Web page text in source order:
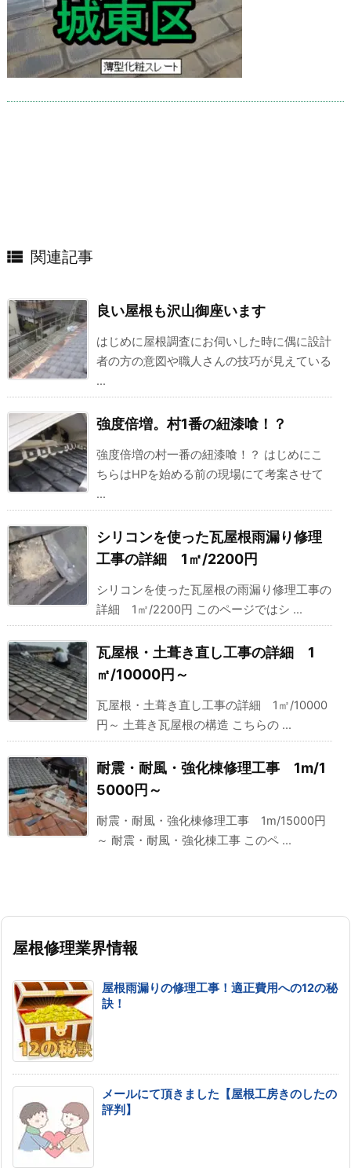
 関連記事
良い屋根も沢山御座います
はじめに屋根調査にお伺いした時に偶に設計
者の方の意図や職人さんの技巧が見えている
...
強度倍増。村1番の紐漆喰！？
強度倍増の村一番の紐漆喰！？ はじめにこ
ちらはHPを始める前の現場にて考案させて
...
シリコンを使った瓦屋根雨漏り修理
工事の詳細 1㎡/2200円
シリコンを使った瓦屋根の雨漏り修理工事の
詳細 1㎡/2200円 このページではシ ...
瓦屋根・土葺き直し工事の詳細 1
㎡/10000円～
瓦屋根・土葺き直し工事の詳細 1㎡/10000
円～ 土葺き瓦屋根の構造 こちらの ...
耐震・耐風・強化棟修理工事 1m/1
5000円～
耐震・耐風・強化棟修理工事 1m/15000円
～ 耐震・耐風・強化棟工事 このペ ...
屋根修理業界情報
屋根雨漏りの修理工事！適正費用への12の秘
訣！
メールにて頂きました【屋根工房きのしたの
評判】